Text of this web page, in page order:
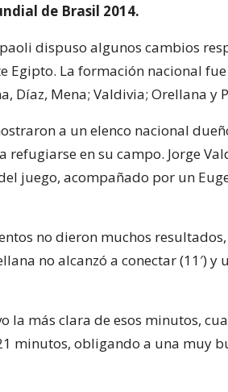
de Brasil 2014.
dispuso algunos cambios
Egipto. La formación nacional
Díaz, Mena; Valdivia; Orellana y
a un elenco nacional
refugiarse en su campo. Jorge
juego, acompañado por un
no dieron muchos
no alcanzó a conectar (11′) y
la más clara de esos minutos,
minutos, obligando a una muy